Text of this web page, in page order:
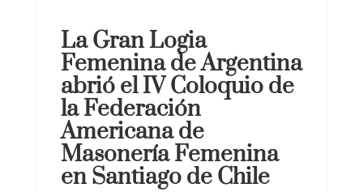
La Gran Logia
Femenina de Argentina
abrió el IV Coloquio de
la Federación
Americana de
Masonería Femenina
en Santiago de Chile